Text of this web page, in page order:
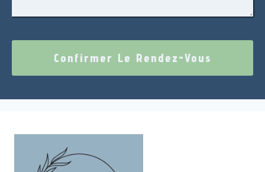
Confirmer Le Rendez-Vous